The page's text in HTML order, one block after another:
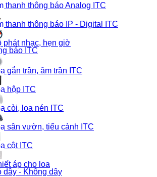
thanh thông báo Analog ITC
thanh thông báo IP - Digital ITC
phát nhạc, hẹn giờ
báo ITC
gắn trần, âm trần ITC
hộp ITC
còi, loa nén ITC
sân vườn, tiểu cảnh ITC
cột ITC
áp cho loa
dây - Không dây